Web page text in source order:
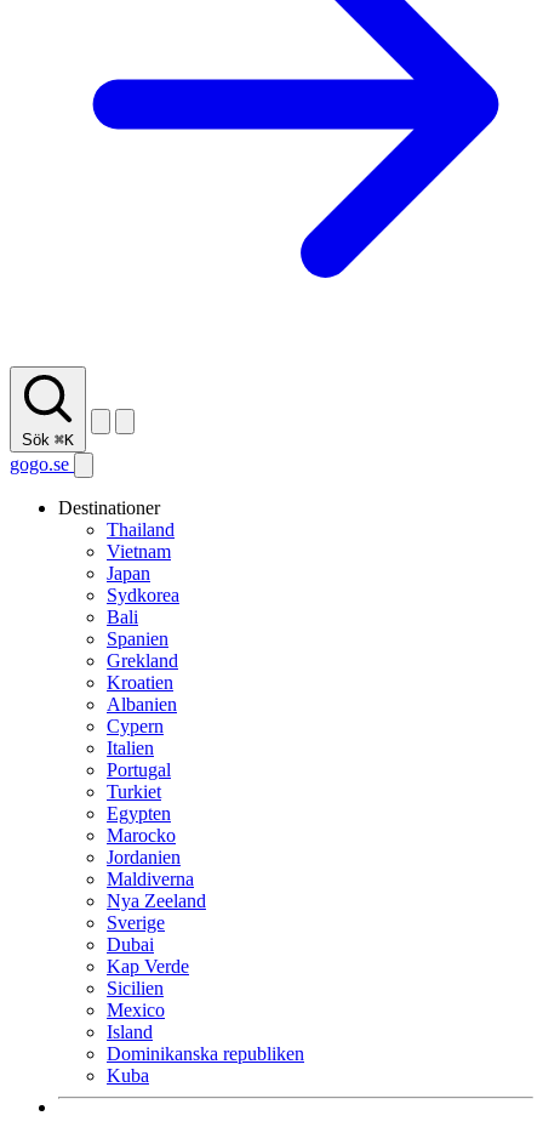
Sök ⌘K
gogo.se
Destinationer
Thailand
Vietnam
Japan
Sydkorea
Bali
Spanien
Grekland
Kroatien
Albanien
Cypern
Italien
Portugal
Turkiet
Egypten
Marocko
Jordanien
Maldiverna
Nya Zeeland
Sverige
Dubai
Kap Verde
Sicilien
Mexico
Island
Dominikanska republiken
Kuba